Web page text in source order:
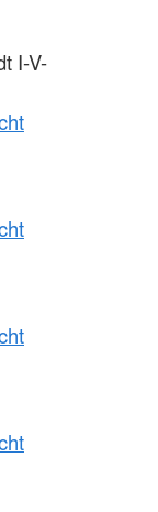
I-V-